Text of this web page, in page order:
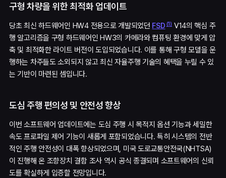
구형 차량을 위한 최적화 업데이트
당초 최신 하드웨어인 HW4 전용으로 개발되었던 FSD (1) V14의 핵심 주
행 알고리즘을 구형 하드웨어인 HW3의 카메라와 컴퓨팅 환경에 맞게 압
축 및 최적화한 라이트 버전이 도입되었습니다. 이를 통해 구형 모델을 운
행하는 차주들도 소외되지 않고 최신 자율주행 기술의 혜택을 누릴 수 있
는 기반이 마련된 셈입니다.
도심 주행 편의성 및 안전성 향상
이번 소프트웨어 업데이트에는 도심 주행 시 목적지 옵션 기능과 세밀한
속도 프로파일 제어 기능이 새롭게 포함되었습니다. 특히 시스템의 전반
적인 주행 안전성이 대폭 향상되었으며, 미국 도로교통안전국(NHTSA)
이 진행해 온 조향장치 결함 조사 역시 공식 종결되며 소프트웨어의 신뢰
도를 확실하게 입증할 전망입니다.